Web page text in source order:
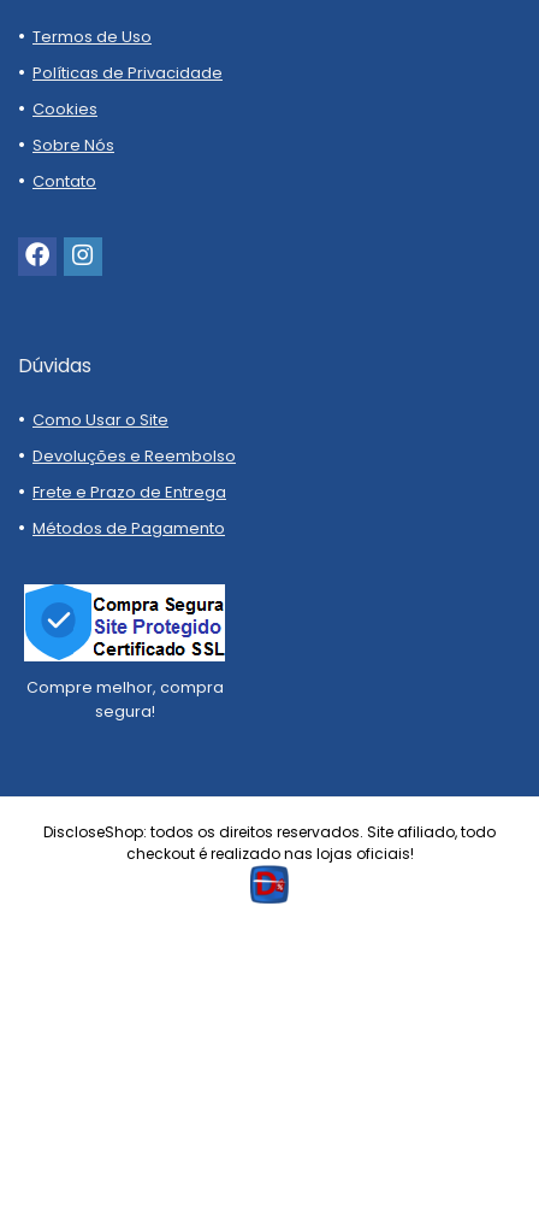
Termos de Uso
Políticas de Privacidade
Cookies
Sobre Nós
Contato
Dúvidas
Como Usar o Site
Devoluções e Reembolso
Frete e Prazo de Entrega
Métodos de Pagamento
Compre melhor, compra
segura!
DiscloseShop: todos os direitos reservados. Site afiliado, todo
checkout é realizado nas lojas oficiais!